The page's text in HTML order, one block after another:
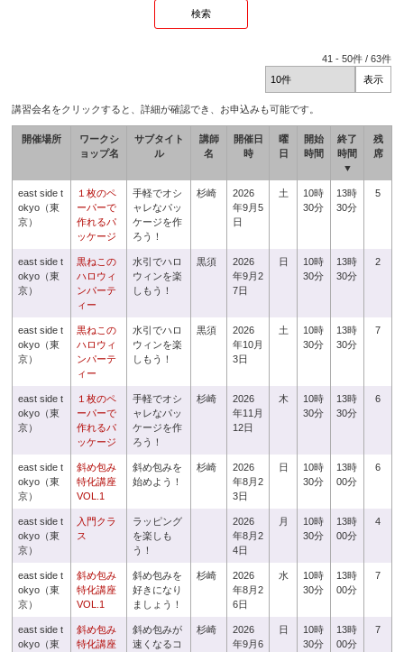
41 -50件 /63件
講習会名をクリックすると、詳細が確認でき、お申込みも可能です。
開催場所
ワークシ
ョップ名
サブタイト
ル
講師
名
開催日
時
曜
日
開始
時間
終了
時間
▼
残
席
east side t
okyo（東
京）
１枚のペ
ーパーで
作れるパ
ッケージ
手軽でオシ
ャレなパッ
ケージを作
ろう！
杉崎
2026
年9月5
日
土
10時
30分
13時
30分
5
east side t
okyo（東
京）
黒ねこの
ハロウィ
ンパーテ
ィー
水引でハロ
ウィンを楽
しもう！
黒須
2026
年9月2
7日
日
10時
30分
13時
30分
2
east side t
okyo（東
京）
黒ねこの
ハロウィ
ンパーテ
ィー
水引でハロ
ウィンを楽
しもう！
黒須
2026
年10月
3日
土
10時
30分
13時
30分
7
east side t
okyo（東
京）
１枚のペ
ーパーで
作れるパ
ッケージ
手軽でオシ
ャレなパッ
ケージを作
ろう！
杉崎
2026
年11月
12日
木
10時
30分
13時
30分
6
east side t
okyo（東
京）
斜め包み
特化講座
VOL.1
斜め包みを
始めよう！
杉崎
2026
年8月2
3日
日
10時
30分
13時
00分
6
east side t
okyo（東
京）
入門クラ
ス
ラッピング
を楽しも
う！
2026
年8月2
4日
月
10時
30分
13時
00分
4
east side t
okyo（東
京）
斜め包み
特化講座
VOL.1
斜め包みを
好きになり
ましょう！
杉崎
2026
年8月2
6日
水
10時
30分
13時
00分
7
east side t
okyo（東
斜め包み
特化講座
斜め包みが
速くなるコ
杉崎
2026
年9月6
日
10時
30分
13時
00分
7